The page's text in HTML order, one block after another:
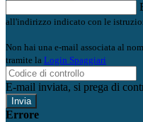
all'indirizzo indicato con le
Non hai una e-mail associata al
tramite la Login Spaggiari
E-mail inviata, si prega di
Errore